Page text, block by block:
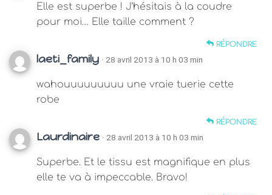
Elle est superbe ! J’hésitais à la coudre
pour moi… Elle taille comment ?
RÉPONDRE
laeti_family · 28 avril 2013 à 10 h 03 min
wahouuuuuuuuu une vraie tuerie cette
robe
RÉPONDRE
Laurdinaire · 28 avril 2013 à 10 h 03 min
Superbe. Et le tissu est magnifique en plus
elle te va à impeccable. Bravo!